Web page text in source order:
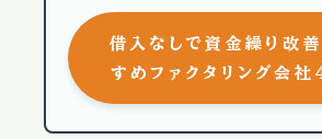
借入なしで資金繰り改
すめファクタリング会